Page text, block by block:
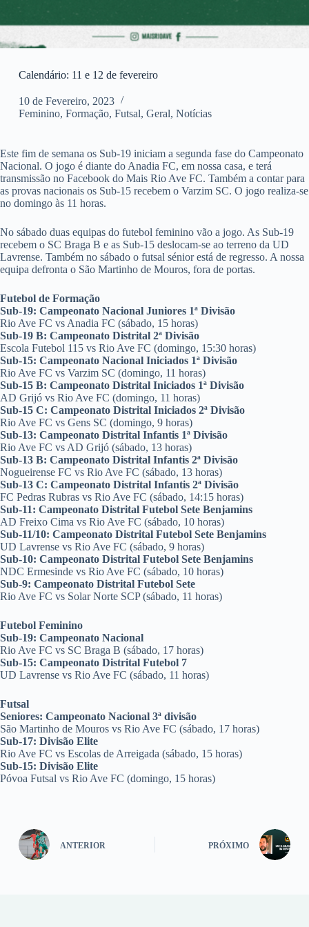
Calendário: 11 e 12 de fevereiro
10 de Fevereiro, 2023
Feminino, Formação, Futsal, Geral, Notícias
Este fim de semana os Sub-19 iniciam a segunda fase do Campeonato
Nacional. O jogo é diante do Anadia FC, em nossa casa, e terá
transmissão no Facebook do Mais Rio Ave FC. Também a contar para
as provas nacionais os Sub-15 recebem o Varzim SC. O jogo realiza-se
no domingo às 11 horas.
No sábado duas equipas do futebol feminino vão a jogo. As Sub-19
recebem o SC Braga B e as Sub-15 deslocam-se ao terreno da UD
Lavrense. Também no sábado o futsal sénior está de regresso. A nossa
equipa defronta o São Martinho de Mouros, fora de portas.
Futebol de Formação
Sub-19: Campeonato Nacional Juniores 1ª Divisão
Rio Ave FC vs Anadia FC (sábado, 15 horas)
Sub-19 B: Campeonato Distrital 2ª Divisão
Escola Futebol 115 vs Rio Ave FC (domingo, 15:30 horas)
Sub-15: Campeonato Nacional Iniciados 1ª Divisão
Rio Ave FC vs Varzim SC (domingo, 11 horas)
Sub-15 B: Campeonato Distrital Iniciados 1ª Divisão
AD Grijó vs Rio Ave FC (domingo, 11 horas)
Sub-15 C: Campeonato Distrital Iniciados 2ª Divisão
Rio Ave FC vs Gens SC (domingo, 9 horas)
Sub-13: Campeonato Distrital Infantis 1ª Divisão
Rio Ave FC vs AD Grijó (sábado, 13 horas)
Sub-13 B: Campeonato Distrital Infantis 2ª Divisão
Nogueirense FC vs Rio Ave FC (sábado, 13 horas)
Sub-13 C: Campeonato Distrital Infantis 2ª Divisão
FC Pedras Rubras vs Rio Ave FC (sábado, 14:15 horas)
Sub-11: Campeonato Distrital Futebol Sete Benjamins
AD Freixo Cima vs Rio Ave FC (sábado, 10 horas)
Sub-11/10: Campeonato Distrital Futebol Sete Benjamins
UD Lavrense vs Rio Ave FC (sábado, 9 horas)
Sub-10: Campeonato Distrital Futebol Sete Benjamins
NDC Ermesinde vs Rio Ave FC (sábado, 10 horas)
Sub-9: Campeonato Distrital Futebol Sete
Rio Ave FC vs Solar Norte SCP (sábado, 11 horas)
Futebol Feminino
Sub-19: Campeonato Nacional
Rio Ave FC vs SC Braga B (sábado, 17 horas)
Sub-15: Campeonato Distrital Futebol 7
UD Lavrense vs Rio Ave FC (sábado, 11 horas)
Futsal
Seniores: Campeonato Nacional 3ª divisão
São Martinho de Mouros vs Rio Ave FC (sábado, 17 horas)
Sub-17: Divisão Elite
Rio Ave FC vs Escolas de Arreigada (sábado, 15 horas)
Sub-15: Divisão Elite
Póvoa Futsal vs Rio Ave FC (domingo, 15 horas)
ANTERIOR PRÓXIMO